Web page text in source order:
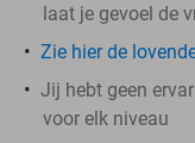
laat je gevoel de
Zie hier de
Jij hebt geen
voor elk niveau